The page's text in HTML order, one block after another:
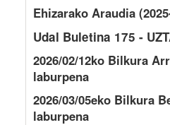
Ehizarako Araudia
Udal Buletina 175 -
2026/02/12ko Bilkura
laburpena
2026/03/05eko Bilkura
laburpena